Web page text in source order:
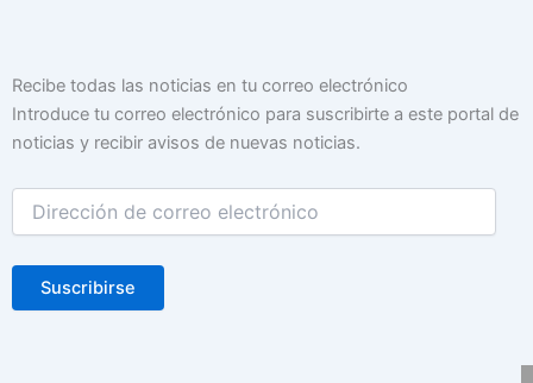
Recibe todas las noticias en tu correo electrónico
Introduce tu correo electrónico para suscribirte a este portal de
noticias y recibir avisos de nuevas noticias.
Dirección
de
electrónico
Suscribirse